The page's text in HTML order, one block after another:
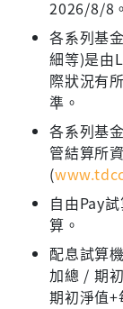
2026/8/8。
各系列基
細等)是由
際狀況有
準。
各系列基
管結算所
(
自由Pay
算。
配息試算
加總 / 期
期初淨值+